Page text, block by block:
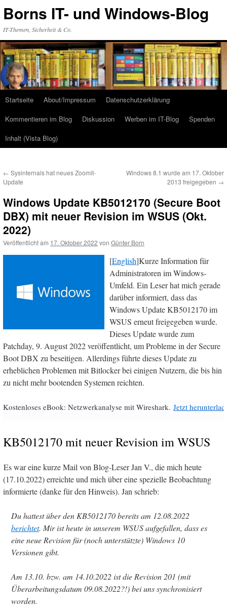
Inhalt
Borns IT- und Windows-Blog
IT-Themen, Sicherheit & Co.
Startseite About/Impressum
Datenschutzerklärung
Kommentieren im Blog
Diskussion Werben im IT-Blog
Spenden
Inhalt (Vista Blog)
← Sysinternals hat neues Zoomit-
Update
Windows 8.1 wurde am 17. Oktober
2013 freigegeben →
Windows Update KB5012170 (Secure Boot
DBX) mit neuer Revision im WSUS (Okt.
2022)
Veröffentlicht am 17. Oktober 2022 von Günter Born
[English]Kurze Information für
Administratoren im Windows-
Umfeld. Ein Leser hat mich gerade
darüber informiert, dass das
Windows Update KB5012170 im
WSUS erneut freigegeben wurde.
Dieses Update wurde zum
Patchday, 9. August 2022 veröffentlicht, um Probleme in der Secure
Boot DBX zu beseitigen. Allerdings führte dieses Update zu
erheblichen Problemen mit Bitlocker bei einigen Nutzern, die bis hin
zu nicht mehr bootenden Systemen reichten.
Kostenloses eBook: Netzwerkanalyse mit Wireshark. Jetzt
KB5012170 mit neuer Revision im WSUS
Es war eine kurze Mail von Blog-Leser Jan V., die mich heute
(17.10.2022) erreichte und mich über eine spezielle Beobachtung
informierte (danke für den Hinweis). Jan schrieb:
Du hattest über den KB5012170 bereits am 12.08.2022
berichtet. Mir ist heute in unserem WSUS aufgefallen, dass es
eine neue Revision für (noch unterstützte) Windows 10
Versionen gibt.
Am 13.10. bzw. am 14.10.2022 ist die Revision 201 (mit
Überarbeitungsdatum 09.08.2022?!) bei uns synchronisiert
worden.